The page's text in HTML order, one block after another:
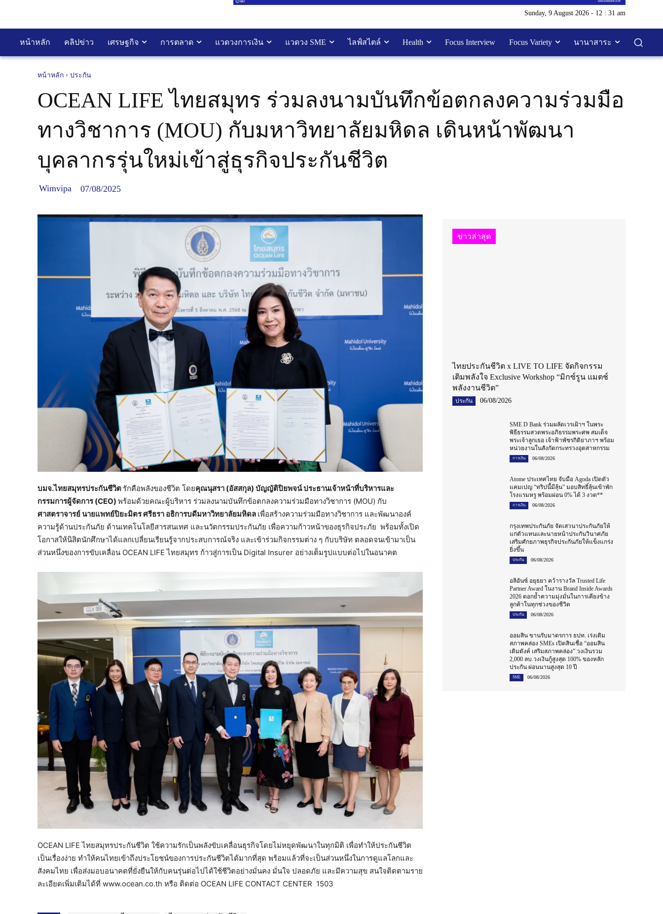
Sunday, 9 August 2026 - 12 : 31 am
หน้าหลัก คลิปข่าว เศรษฐกิจ การตลาด แวดวงการเงิน แวดวง SME ไลฟ์สไตล์ Health Focus Interview Focus Variety นานาสาระ
หน้าหลัก ประกัน
OCEAN LIFE ไทยสมุทร ร่วมลงนามบันทึกข้อตกลงความร่วมมือ
ทางวิชาการ (MOU) กับมหาวิทยาลัยมหิดล เดินหน้าพัฒนา
บุคลากรรุ่นใหม่เข้าสู่ธุรกิจประกันชีวิต
Wimvipa 07/08/2025
บมจ.ไทยสมุทรประกันชีวิต รักคือพลังของชีวิต โดยคุณนุสรา (อัสสกุล) บัญญัติปิยพจน์ ประธานเจ้าหน้าที่บริหารและ
กรรมการผู้จัดการ (CEO) พร้อมด้วยคณะผู้บริหาร ร่วมลงนามบันทึกข้อตกลงความร่วมมือทางวิชาการ (MOU) กับ
ศาสตราจารย์ นายแพทย์ปิยะมิตร ศรีธรา อธิการบดีมหาวิทยาลัยมหิดล เพื่อสร้างความร่วมมือทางวิชาการ และพัฒนาองค์
ความรู้ด้านประกันภัย ด้านเทคโนโลยีสารสนเทศ และนวัตกรรมประกันภัย เพื่อความก้าวหน้าของธุรกิจประภัย พร้อมทั้งเปิด
โอกาสให้นิสิตนักศึกษาได้แลกเปลี่ยนเรียนรู้จากประสบการณ์จริง และเข้าร่วมกิจกรรมต่าง ๆ กับบริษัท ตลอดจนเข้ามาเป็น
ส่วนหนึ่งของการขับเคลื่อน OCEAN LIFE ไทยสมุทร ก้าวสู่การเป็น Digital Insurer อย่างเต็มรูปแบบต่อไปในอนาคต
OCEAN LIFE ไทยสมุทรประกันชีวิต ใช้ความรักเป็นพลังขับเคลื่อนธุรกิจโดยไม่หยุดพัฒนาในทุกมิติ เพื่อทำให้ประกันชีวิต
เป็นเรื่องง่าย ทำให้คนไทยเข้าถึงประโยชน์ของการประกันชีวิตได้มากที่สุด พร้อมแล้วที่จะเป็นส่วนหนึ่งในการดูแลโลกและ
สังคมไทย เพื่อส่งมอบอนาคตที่ยั่งยืนให้กับคนรุ่นต่อไปได้ใช้ชีวิตอย่างมั่นคง มั่นใจ ปลอดภัย และมีความสุข สนใจติดตามราย
ละเอียดเพิ่มเติมได้ที่ www.ocean.co.th หรือ ติดต่อ OCEAN LIFE CONTACT CENTER 1503
ข่าวล่าสุด
ไทยประกันชีวิต x LIVE TO LIFE จัดกิจกรรม
เติมพลังใจ Exclusive Workshop “มิกซ์รูน แมตช์
พลังงานชีวิต”
ประกัน 06/08/2026
SME D Bank ร่วมผลัดเวรเฝ้าฯ ในพระ
พิธีธรรมสวดพระอภิธรรมพระศพ สมเด็จ
พระเจ้าลูกเธอ เจ้าฟ้าพัชรกิติยาภาฯ พร้อม
หน่วยงานในสังกัดกระทรวงอุตสาหกรรม
การเงิน 06/08/2026
Atome ประเทศไทย จับมือ Agoda เปิดตัว
แคมเปญ “ทริปนี้มีลุ้น” มอบสิทธิ์ลุ้นเข้าพัก
โรงแรมหรู พร้อมผ่อน 0% ได้ 3 งวด**
การเงิน 06/08/2026
กรุงเทพประกันภัย จัดเสวนาประกันภัยให้
แก่ตัวแทนและนายหน้าประกันวินาศภัย
เสริมศักยภาพธุรกิจประกันภัยให้แข็งแกร่ง
ยิ่งขึ้น
ประกัน 06/08/2026
อลิอันซ์ อยุธยา คว้ารางวัล Trusted Life
Partner Award ในงาน Brand Inside Awards
2026 ตอกย้ำความมุ่งมั่นในการเคียงข้าง
ลูกค้าในทุกช่วงของชีวิต
ประกัน 06/08/2026
ออมสิน ขานรับมาตรการ ธปท. เร่งเติม
สภาพคล่อง SMEs เปิดสินเชื่อ “ออมสิน
เติมตังค์ เสริมสภาพคล่อง” วงเงินรวม
2,000 ลบ.วงเงินกู้สูงสุด 100% ของหลัก
ประกัน ผ่อนนานสูงสุด 10 ปี
SME 06/08/2026